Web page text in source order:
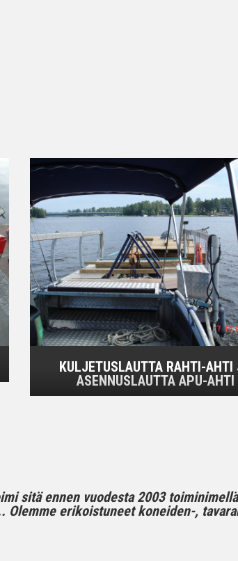
KULJETUSLAUTTA RAHTI-AHTI
ASENNUSLAUTTA APU-AHTI
sitä ennen vuodesta 2003
Olemme erikoistuneet koneiden-,